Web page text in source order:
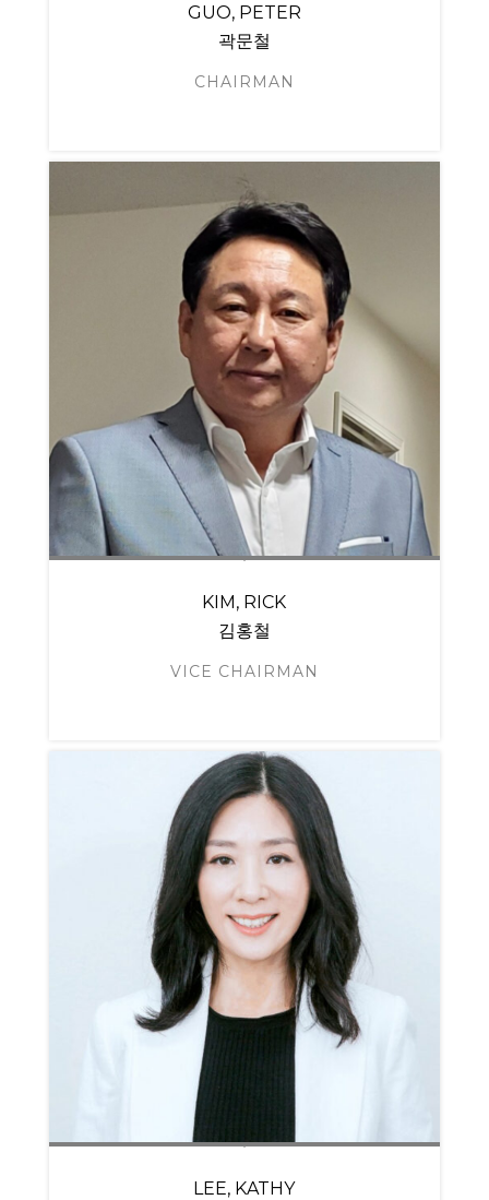
GUO, PETER
곽문철
CHAIRMAN
KIM, RICK
김홍철
VICE CHAIRMAN
LEE, KATHY